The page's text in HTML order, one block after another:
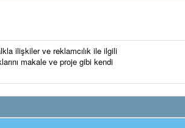
ilişkiler ve reklamcılık ile ilgili
makale ve proje gibi kendi